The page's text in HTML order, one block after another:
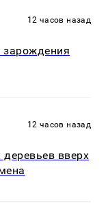
12 часов назад
зарождения
12 часов назад
вверх